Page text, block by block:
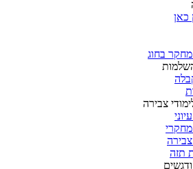
כאן
בחוג
צבירה
צבירה
תזה